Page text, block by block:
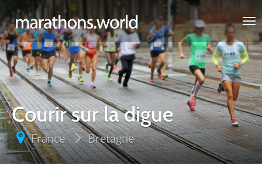
marathons.world
Courir sur la digue
France Bretagne